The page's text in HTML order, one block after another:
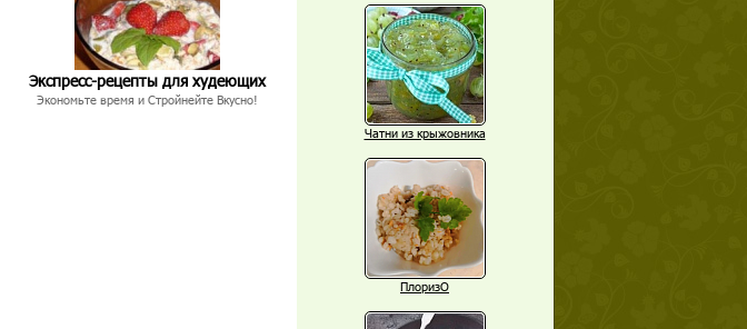
Экспресс-рецепты для худеющих
Экономьте время и Стройнейте Вкусно!
Чатни из крыжовника
ПлоризО